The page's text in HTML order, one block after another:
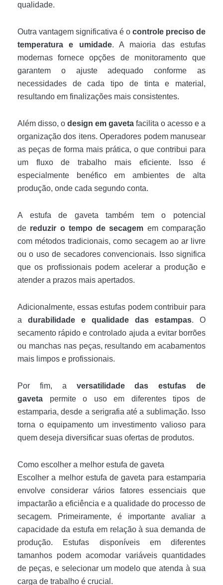
qualidade.
Outra vantagem significativa é o controle preciso de
temperatura e umidade. A maioria das estufas
modernas fornece opções de monitoramento que
garantem o ajuste adequado conforme as
necessidades de cada tipo de tinta e material,
resultando em finalizações mais consistentes.
Além disso, o design em gaveta facilita o acesso e a
organização dos itens. Operadores podem manusear
as peças de forma mais prática, o que contribui para
um fluxo de trabalho mais eficiente. Isso é
especialmente benéfico em ambientes de alta
produção, onde cada segundo conta.
A estufa de gaveta também tem o potencial
de reduzir o tempo de secagem em comparação
com métodos tradicionais, como secagem ao ar livre
ou o uso de secadores convencionais. Isso significa
que os profissionais podem acelerar a produção e
atender a prazos mais apertados.
Adicionalmente, essas estufas podem contribuir para
a durabilidade e qualidade das estampas. O
secamento rápido e controlado ajuda a evitar borrões
ou manchas nas peças, resultando em acabamentos
mais limpos e profissionais.
Por fim, a versatilidade das estufas de
gaveta permite o uso em diferentes tipos de
estamparia, desde a serigrafia até a sublimação. Isso
torna o equipamento um investimento valioso para
quem deseja diversificar suas ofertas de produtos.
Como escolher a melhor estufa de gaveta
Escolher a melhor estufa de gaveta para estamparia
envolve considerar vários fatores essenciais que
impactarão a eficiência e a qualidade do processo de
secagem. Primeiramente, é importante avaliar a
capacidade da estufa em relação à sua demanda de
produção. Estufas disponíveis em diferentes
tamanhos podem acomodar variáveis quantidades
de peças, e selecionar um modelo que atenda à sua
carga de trabalho é crucial.